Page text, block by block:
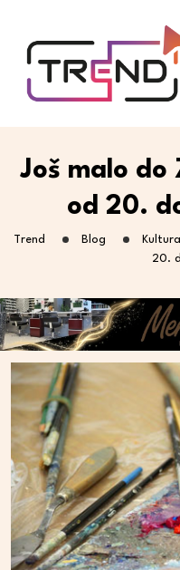
Još malo do
od 20.
Trend Blog Kultura
20.